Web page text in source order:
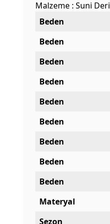
Malzeme : Suni Deri
Beden
Beden
Beden
Beden
Beden
Beden
Beden
Beden
Beden
Materyal
Sezon